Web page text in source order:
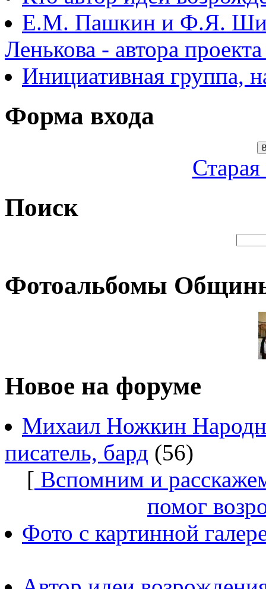
Е.М. Пашкин и Ф.Я.
Ленькова - автора
Инициативная группа,
Форма входа
Поиск
Фотоальбомы
Новое на форуме
Михаил Ножкин
писатель, бард (56)
[ Вспомним и
помог
Фото с картинной